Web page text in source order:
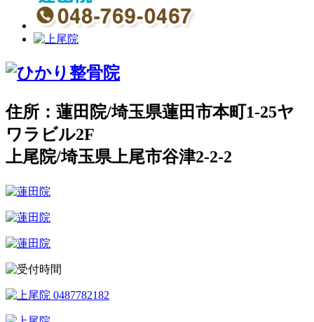
住所：蓮田院/埼玉県蓮田市本町1-25ヤ
ワラビル2F
上尾院/埼玉県上尾市谷津2-2-2